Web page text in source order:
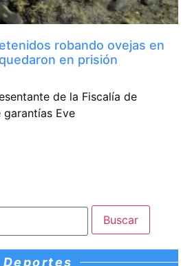
robando ovejas en
en prisión
de la Fiscalía de
garantías Eve
Deportes